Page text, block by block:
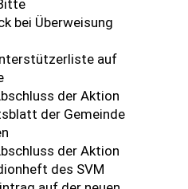
bei Überweisung
auf
der Aktion
der Gemeinde
der Aktion
des SVM